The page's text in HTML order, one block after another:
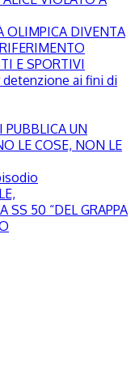
OLIMPICA DIVENTA
E SPORTIVI
detenzione ai fini di
PUBBLICA UN
LE COSE, NON LE
SS 50 “DEL GRAPPA